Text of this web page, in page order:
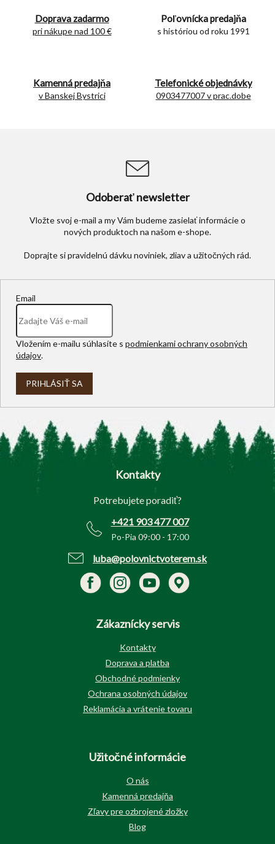
Doprava zadarmo
pri nákupe nad 100 €
Poľovnícka predajňa
s históriou od roku 1991
Kamenná predajňa
v Banskej Bystrici
Telefonické objednávky
0903477007 v prac.dobe
Odoberať newsletter
Vložte svoj e-mail a my Vám budeme zasielať informácie o
nových produktoch na našom e-shope.
Email
Vložením e-mailu súhlasíte s podmienkami ochrany osobných
údajov.
PRIHLÁSIŤ SA
Z
Kontakty
Potrebujete poradiť?
+421 903 477 007
Po-Pia 09:00 - 17:00
luba@polovnictvoterem.sk
Zákaznícky servis
Kontakty
Doprava a platba
Obchodné podmienky
Ochrana osobných údajov
Reklamácia a vrátenie tovaru
Užitočné informácie
O nás
Kamenná predajňa
Zľavy pre ozbrojené zložky
Blog